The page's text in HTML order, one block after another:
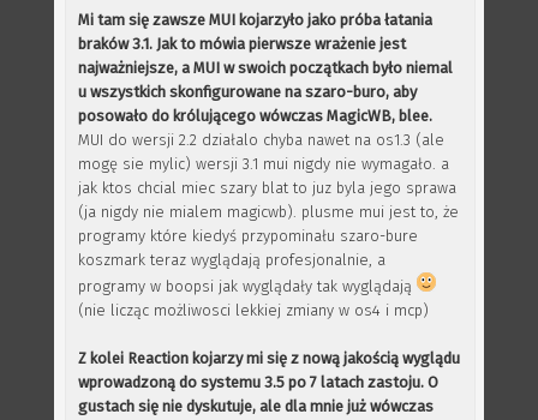
Mi tam się zawsze MUI kojarzyło jako próba łatania
braków 3.1. Jak to mówia pierwsze wrażenie jest
najważniejsze, a MUI w swoich początkach było niemal
u wszystkich skonfigurowane na szaro-buro, aby
posowało do królującego wówczas MagicWB, blee.
MUI do wersji 2.2 działalo chyba nawet na os1.3 (ale
mogę sie mylic) wersji 3.1 mui nigdy nie wymagało. a
jak ktos chcial miec szary blat to juz byla jego sprawa
(ja nigdy nie mialem magicwb). plusme mui jest to, że
programy które kiedyś przypominału szaro-bure
koszmark teraz wyglądają profesjonalnie, a
programy w boopsi jak wyglądały tak wyglądają
(nie licząc możliwosci lekkiej zmiany w os4 i mcp)
Z kolei Reaction kojarzy mi się z nową jakością wyglądu
wprowadzoną do systemu 3.5 po 7 latach zastoju. O
gustach się nie dyskutuje, ale dla mnie już wówczas